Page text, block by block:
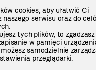
cookies, aby ułatwić Ci
naszego serwisu oraz do
tych plików, to
w pamięci
samodzielnie
przeglądarki.